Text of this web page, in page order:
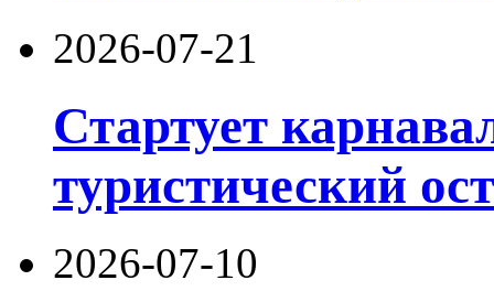
2026-07-21
Стартует
туристический
2026-07-10